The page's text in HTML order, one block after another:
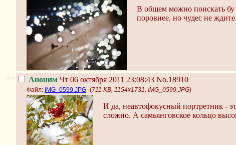
В общем можно поискать бу
поровнее, но чудес не ждите.
>> Аноним Чт 06 октября 2011 23:08:43 No.18910
Файл: IMG_0599.JPG -(711 KB, 1154x1731, IMG_0599.JPG)
И да, неавтофокусный портретник -
сложно. А самьянговское кольцо